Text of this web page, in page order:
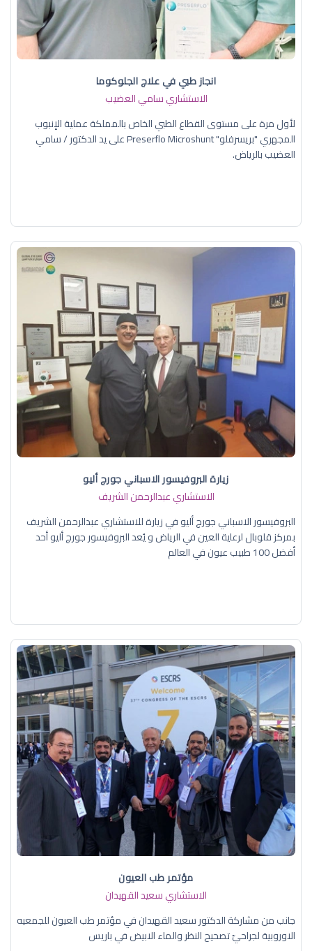
انجاز طبي في علاج الجلوكوما
الاستشاري سامي العضيب
لأول مرة على مستوى القطاع الطبي الخاص بالمملكة عملية الإنبوب
المجهري "بريسرفلو" Preserflo Microshunt على يد الدكتور / سامي
العضيب بالرياض.
زيارة البروفيسور الاسباني جورج أليو
الاستشاري عبدالرحمن الشريف
البروفيسور الاسباني جورج أليو في زيارة للاستشاري عبدالرحمن الشريف
بمركز قلوبال لرعاية العين في الرياض و يُعد البروفيسور جورج أليو أحد
أفضل 100 طبيب عيون في العالم
مؤتمر طب العيون
الاستشاري سعيد القهيدان
جانب من مشاركة الدكتور سعيد القهيدان في مؤتمر طب العيون للجمعيه
الاوروبية لجراحيّ تصحيح النظر والماء الابيض في باريس